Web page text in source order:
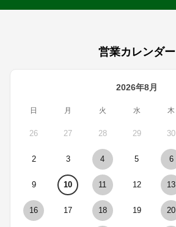
営業カレンダー
2026年8月
日 月 火 水 木
26 27 28 29 30
2 3 4 5 6
9 10 11 12 13
16 17 18 19 20